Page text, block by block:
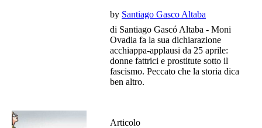
by Santiago Gasco Altaba
di Santiago Gascó Altaba - Moni
Ovadia fa la sua dichiarazione
acchiappa-applausi da 25 aprile:
donne fattrici e prostitute sotto il
fascismo. Peccato che la storia dica
ben altro.
Articolo